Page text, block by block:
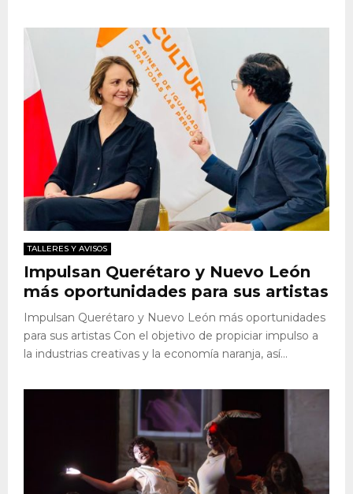
TALLERES Y AVISOS
Impulsan Querétaro y Nuevo León
más oportunidades para sus artistas
Impulsan Querétaro y Nuevo León más oportunidades
para sus artistas Con el objetivo de propiciar impulso a
la industrias creativas y la economía naranja, así...